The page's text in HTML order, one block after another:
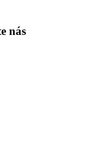
nás